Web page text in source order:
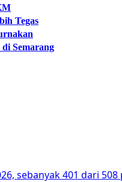
Tegas
Semarang